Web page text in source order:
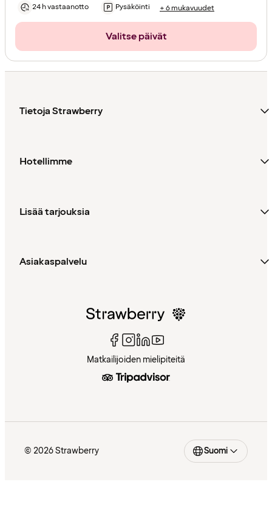
24 h vastaanotto Pysäköinti + 6 mukavuudet
Valitse päivät
Tietoja Strawberry
Hotellimme
Lisää tarjouksia
Asiakaspalvelu
Matkailijoiden mielipiteitä
© 2026 Strawberry Suomi